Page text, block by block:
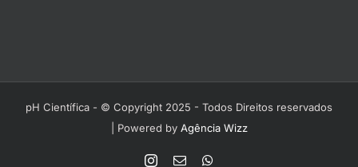
pH Científica - © Copyright 2025 - Todos Direitos reservados
| Powered by Agência Wizz
Instagram
E-